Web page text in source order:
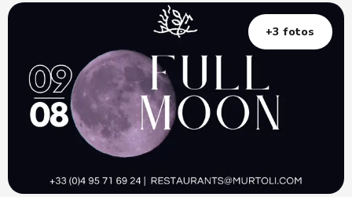
+3 fotos